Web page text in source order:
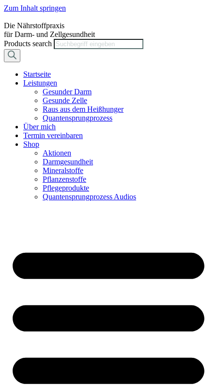
Zum Inhalt springen
Die Nährstoffpraxis
für Darm- und Zellgesundheit
Products search
Startseite
Leistungen
Gesunder Darm
Gesunde Zelle
Raus aus dem Heißhunger
Quantensprungprozess
Über mich
Termin vereinbaren
Shop
Aktionen
Darmgesundheit
Mineralstoffe
Pflanzenstoffe
Pflegeprodukte
Quantensprungprozess Audios